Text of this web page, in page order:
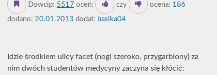
Dowcip: 5517 oceń: czy ocena: 186
dodano: 20.01.2013 dodał: basika04
Idzie środkiem ulicy facet (nogi szeroko, przygarbiony) za
nim dwóch studentów medycyny zaczyna się kłócić: